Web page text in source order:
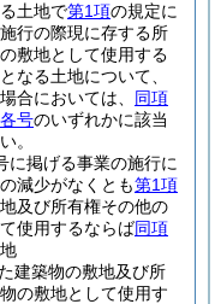
土地で第1項の規定に
行の際現に存する所
敷地として使用する
なる土地について、
合においては、 同項
号のいずれかに該当
。
に掲げる事業の施行に
減少がなくとも第1項
及び所有権その他の
使用するならば同項
建築物の敷地及び所
の敷地として使用す